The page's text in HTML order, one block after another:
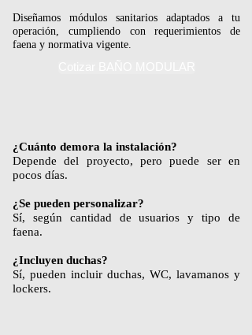
Diseñamos módulos sanitarios adaptados a tu
operación, cumpliendo con requerimientos de
faena y normativa vigente.
¿Cuánto demora la instalación?
Depende del proyecto, pero puede ser en
pocos días.
¿Se pueden personalizar?
Sí, según cantidad de usuarios y tipo de
faena.
¿Incluyen duchas?
Sí, pueden incluir duchas, WC, lavamanos y
lockers.